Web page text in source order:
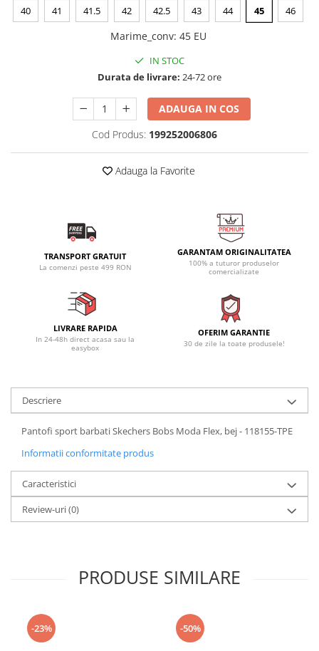
40 41 41.5 42 42.5 43 44 45 46
Marime_conv: 45 EU
IN STOC
Durata de livrare: 24-72 ore
ADAUGA IN COS
Cod Produs: 199252006806
Adauga la Favorite
TRANSPORT GRATUIT
La comenzi peste 499 RON
GARANTAM ORIGINALITATEA
100% a tuturor produselor
comercializate
LIVRARE RAPIDA
In 24-48h direct acasa sau la
easybox
OFERIM GARANTIE
30 de zile la toate produsele!
Descriere
Pantofi sport barbati Skechers Bobs Moda Flex, bej - 118155-TPE
Informatii conformitate produs
Caracteristici
Review-uri(0)
PRODUSE SIMILARE
-23% -50%